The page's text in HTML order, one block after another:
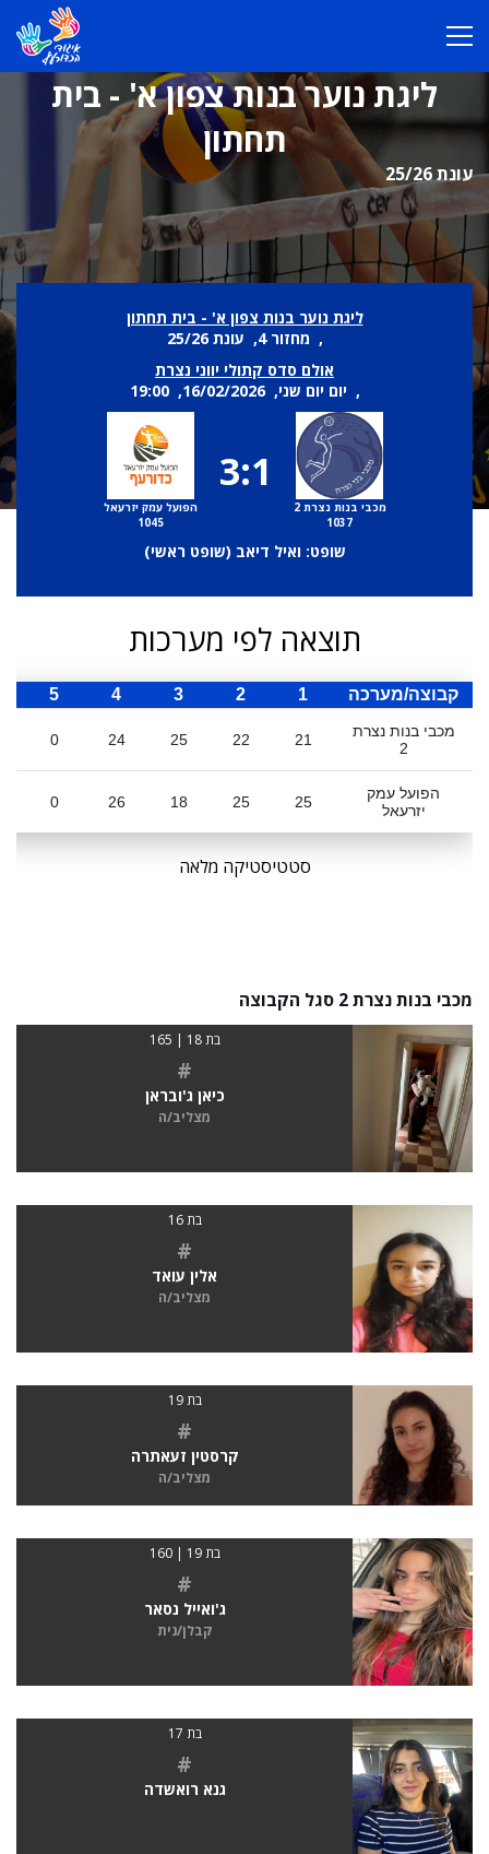
ליגת נוער בנות צפון א' - בית
תחתון
עונת 25/26
ליגת נוער בנות צפון א' - בית תחתון
, מחזור 4, עונת 25/26
אולם סדס קתולי יווני נצרת
, יום יום שני, 16/02/2026, 19:00
מכבי בנות נצרת 2
1037
3:1
הפועל עמק יזרעאל
1045
שופט: ואיל דיאב (שופט ראשי)
תוצאה לפי מערכות
קבוצה/מערכה 1
2
3
4
5
מכבי בנות נצרת
2
21
22
25
24
0
הפועל עמק
יזרעאל
25
25
18
26
0
סטטיסטיקה מלאה
מכבי בנות נצרת 2 סגל הקבוצה
בת 18 | 165
#
כיאן ג'ובראן
מצליב/ה
בת 16
#
אלין עואד
מצליב/ה
בת 19
#
קרסטין זעאתרה
מצליב/ה
בת 19 | 160
#
ג'ואייל נסאר
קבלן/נית
בת 17
#
גנא רואשדה